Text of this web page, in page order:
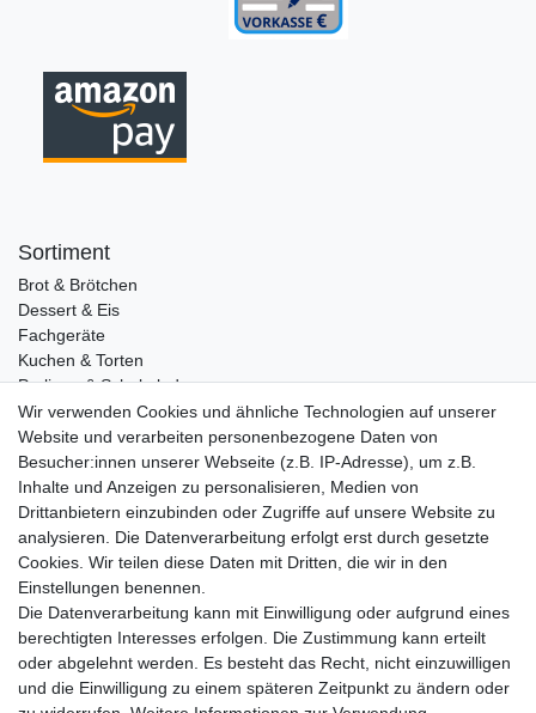
Sortiment
Brot & Brötchen
Dessert & Eis
Fachgeräte
Kuchen & Torten
Pralinen & Schokolade
Lebensmittel
Gutscheine
Informationen
Zahlungsarten
Versandkosten
Service
Rezepte
Newsletter
Blog
Choco Patiss
Wir verwenden Cookies und ähnliche Technologien auf unserer
Website und verarbeiten personenbezogene Daten von
Besucher:innen unserer Webseite (z.B. IP-Adresse), um z.B.
Inhalte und Anzeigen zu personalisieren, Medien von
Drittanbietern einzubinden oder Zugriffe auf unsere Website zu
analysieren. Die Datenverarbeitung erfolgt erst durch gesetzte
Cookies. Wir teilen diese Daten mit Dritten, die wir in den
Einstellungen benennen.
Die Datenverarbeitung kann mit Einwilligung oder aufgrund eines
berechtigten Interesses erfolgen. Die Zustimmung kann erteilt
oder abgelehnt werden. Es besteht das Recht, nicht einzuwilligen
und die Einwilligung zu einem späteren Zeitpunkt zu ändern oder